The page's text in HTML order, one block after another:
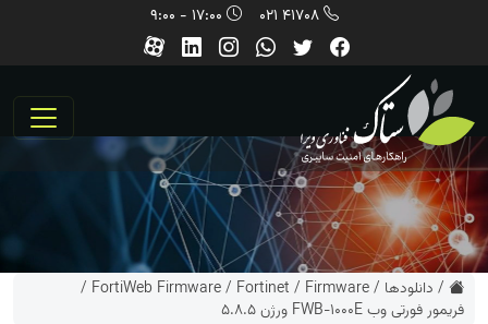
41708 021
/ دانلودها /
Firmware
/
Fortinet
/
FortiWeb Firmware
/
فریمور فورتی وب FWB-1000E ورژن 5.8.5